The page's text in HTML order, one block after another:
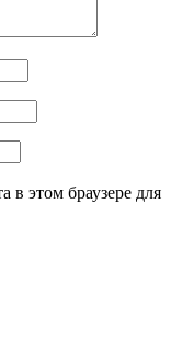
в этом браузере для